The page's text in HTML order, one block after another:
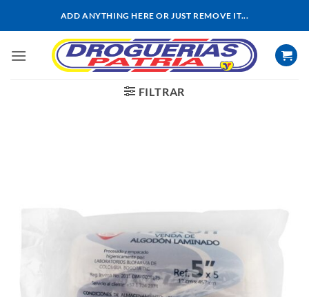
ADD ANYTHING HERE OR JUST REMOVE IT...
FILTRAR